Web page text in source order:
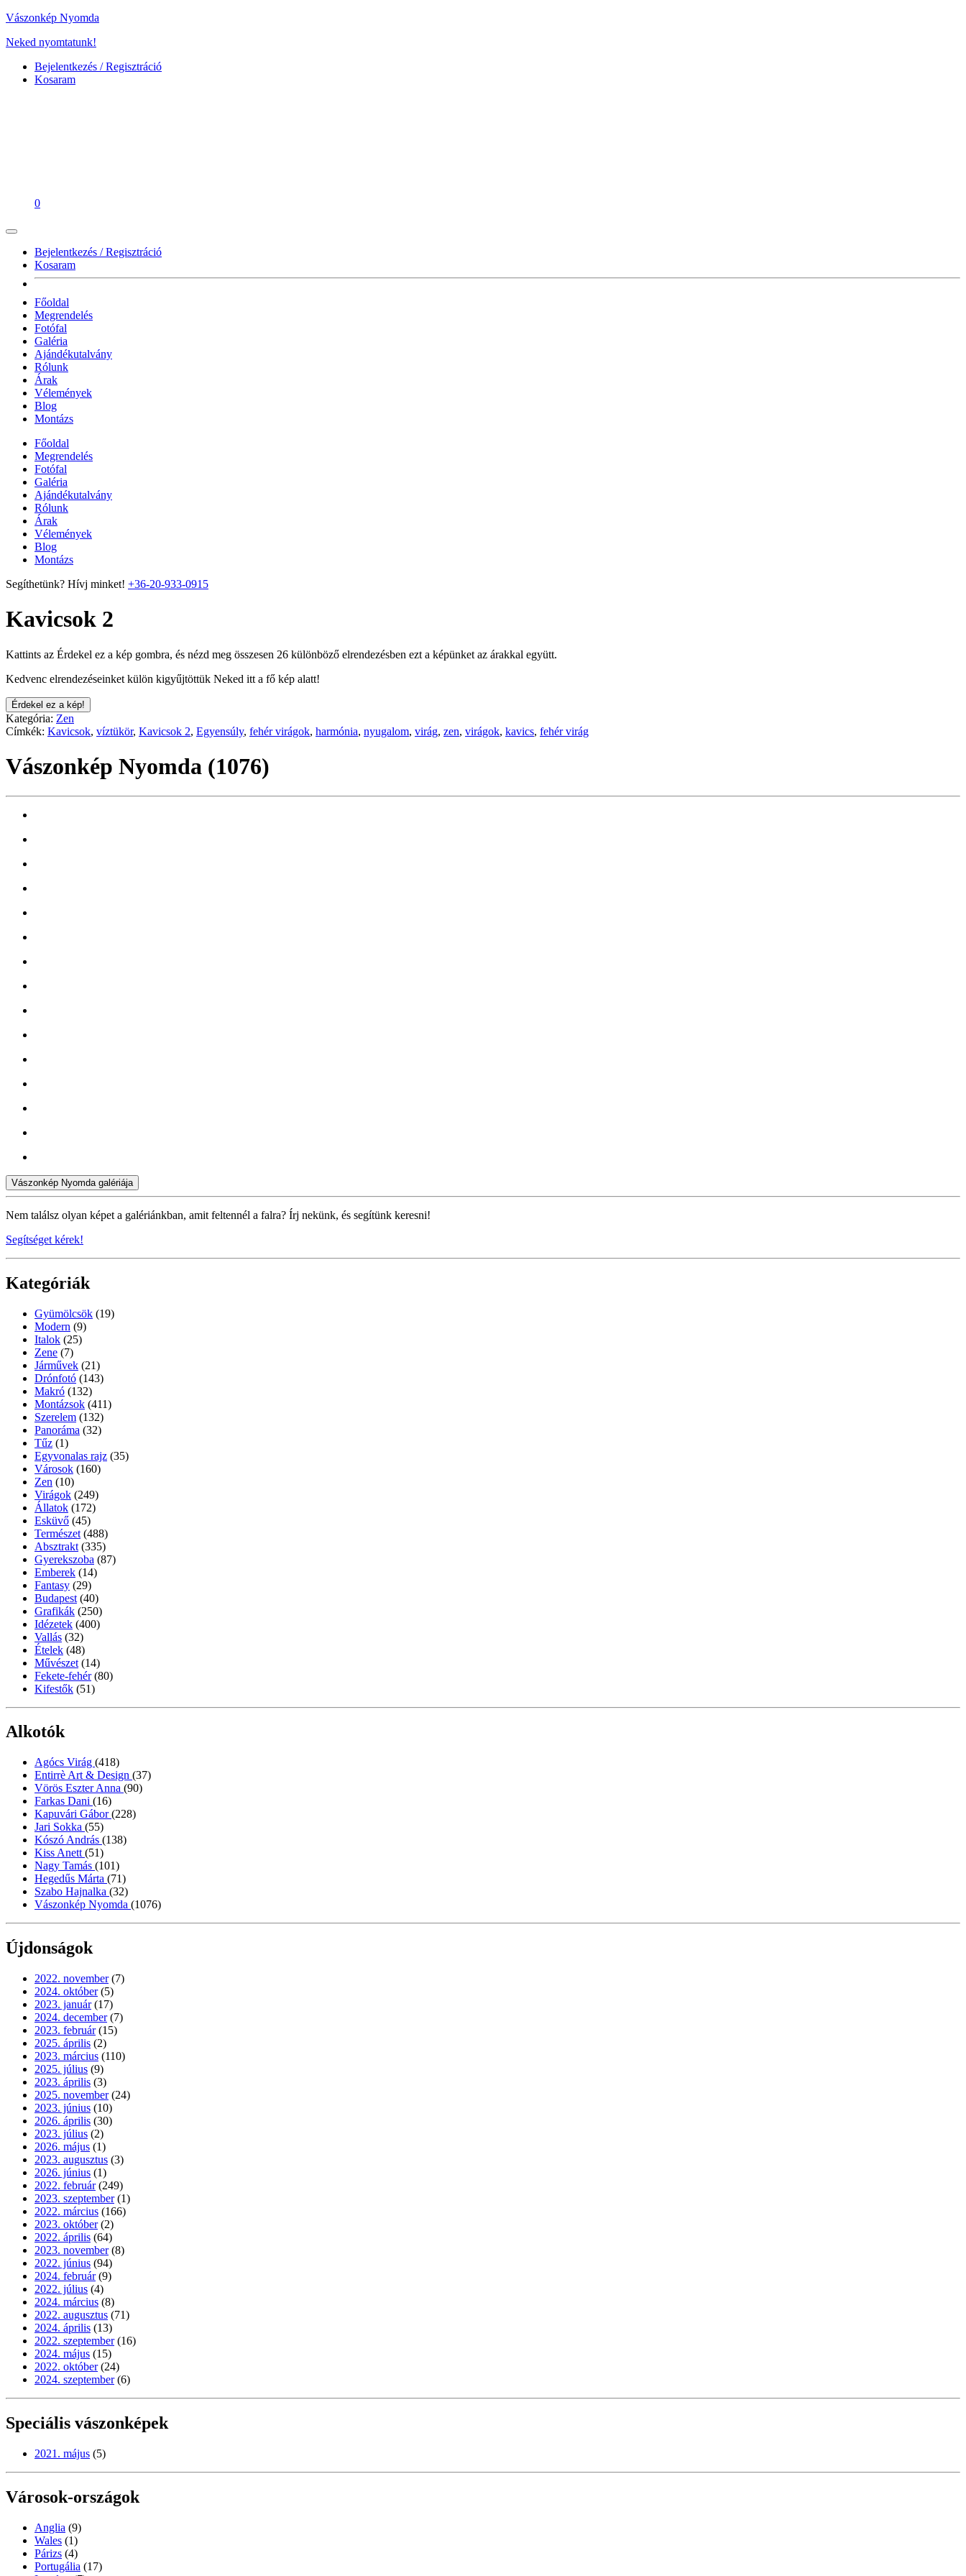
Vászonkép Nyomda
Neked nyomtatunk!
Bejelentkezés / Regisztráció
Kosaram
0
Bejelentkezés / Regisztráció
Kosaram
Főoldal
Megrendelés
Fotófal
Galéria
Ajándékutalvány
Rólunk
Árak
Vélemények
Blog
Montázs
Főoldal
Megrendelés
Fotófal
Galéria
Ajándékutalvány
Rólunk
Árak
Vélemények
Blog
Montázs
Segíthetünk? Hívj minket! +36-20-933-0915
Kavicsok 2
Kattints az Érdekel ez a kép gombra, és nézd meg összesen 26 különböző elrendezésben ezt a képünket az árakkal együtt.
Kedvenc elrendezéseinket külön kigyűjtöttük Neked itt a fő kép alatt!
Érdekel ez a kép!
Kategória: Zen
Címkék: Kavicsok, víztükör, Kavicsok 2, Egyensúly, fehér virágok, harmónia, nyugalom, virág, zen, virágok, kavics, fehér virág
Vászonkép Nyomda (1076)
Vászonkép Nyomda galériája
Nem találsz olyan képet a galériánkban, amit feltennél a falra? Írj nekünk, és segítünk keresni!
Segítséget kérek!
Kategóriák
Gyümölcsök (19)
Modern (9)
Italok (25)
Zene (7)
Járművek (21)
Drónfotó (143)
Makró (132)
Montázsok (411)
Szerelem (132)
Panoráma (32)
Tűz (1)
Egyvonalas rajz (35)
Városok (160)
Zen (10)
Virágok (249)
Állatok (172)
Esküvő (45)
Természet (488)
Absztrakt (335)
Gyerekszoba (87)
Emberek (14)
Fantasy (29)
Budapest (40)
Grafikák (250)
Idézetek (400)
Vallás (32)
Ételek (48)
Művészet (14)
Fekete-fehér (80)
Kifestők (51)
Alkotók
Agócs Virág (418)
Entirrè Art & Design (37)
Vörös Eszter Anna (90)
Farkas Dani (16)
Kapuvári Gábor(228)
Jari Sokka (55)
Kószó András (138)
Kiss Anett (51)
Nagy Tamás (101)
Hegedűs Márta (71)
Szabo Hajnalka (32)
Vászonkép Nyomda (1076)
Újdonságok
2022. november (7)
2024. október (5)
2023. január (17)
2024. december (7)
2023. február (15)
2025. április (2)
2023. március (110)
2025. július (9)
2023. április (3)
2025. november (24)
2023. június (10)
2026. április (30)
2023. július (2)
2026. május (1)
2023. augusztus (3)
2026. június (1)
2022. február (249)
2023. szeptember (1)
2022. március (166)
2023. október (2)
2022. április (64)
2023. november (8)
2022. június (94)
2024. február (9)
2022. július (4)
2024. március (8)
2022. augusztus (71)
2024. április (13)
2022. szeptember (16)
2024. május (15)
2022. október (24)
2024. szeptember (6)
Speciális vászonképek
2021. május (5)
Városok-országok
Anglia (9)
Wales (1)
Párizs (4)
Portugália (17)